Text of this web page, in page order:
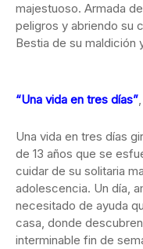
majestuoso. Armada
peligros y abriendo su
Bestia de su maldición
“Una vida en tres días”
Una vida en tres días
de 13 años que se
cuidar de su solitaria
adolescencia. Un día,
necesitado de ayuda
casa, donde
interminable fin de